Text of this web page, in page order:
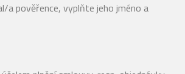
a pověřence, vyplňte jeho jméno a